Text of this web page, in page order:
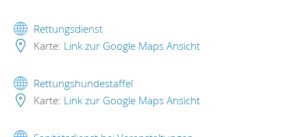
Rettungsdienst
Karte: Link zur Google Maps Ansicht
Rettungshundestaffel
Karte: Link zur Google Maps Ansicht